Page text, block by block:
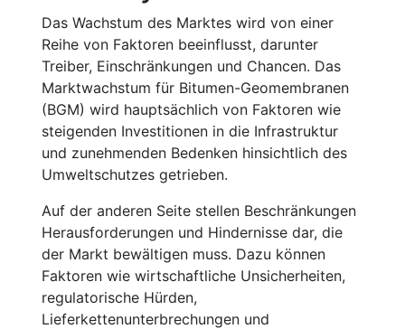
Das Wachstum des Marktes wird von einer
Reihe von Faktoren beeinflusst, darunter
Treiber, Einschränkungen und Chancen. Das
Marktwachstum für Bitumen-Geomembranen
(BGM) wird hauptsächlich von Faktoren wie
steigenden Investitionen in die Infrastruktur
und zunehmenden Bedenken hinsichtlich des
Umweltschutzes getrieben.
Auf der anderen Seite stellen Beschränkungen
Herausforderungen und Hindernisse dar, die
der Markt bewältigen muss. Dazu können
Faktoren wie wirtschaftliche Unsicherheiten,
regulatorische Hürden,
Lieferkettenunterbrechungen und